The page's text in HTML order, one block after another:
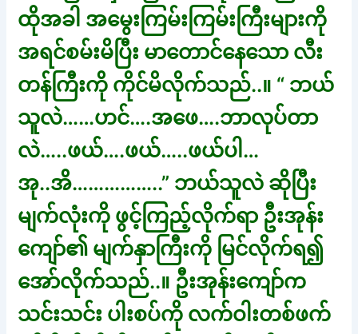
ထိုအခါ အမွေးကြမ်းကြမ်းကြီးများကို
အရင်စမ်းမိပြီး မာတောင်နေသော လီး
တန်ကြီးကို ကိုင်မိလိုက်သည်..။ “ ဘယ်
သူလဲ……ဟင်….အဖေ….ဘာလုပ်တာ
လဲ…..ဖယ်….ဖယ်…..ဖယ်ပါ…
အု..အိ……………..” ဘယ်သူလဲ ဆိုပြီး
မျက်လုံးကို ဖွင့်ကြည့်လိုက်ရာ ဦးအုန်း
ကျော်၏ မျက်နှာကြီးကို မြင်လိုက်ရ၍
အော်လိုက်သည်..။ ဦးအုန်းကျော်က
သင်းသင်း ပါးစပ်ကို လက်ဝါးတစ်ဖက်